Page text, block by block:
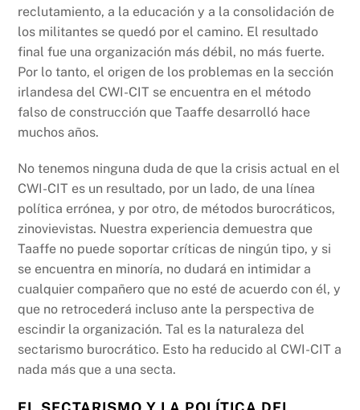
reclutamiento, a la educación y a la consolidación de
los militantes se quedó por el camino. El resultado
final fue una organización más débil, no más fuerte.
Por lo tanto, el origen de los problemas en la sección
irlandesa del CWI-CIT se encuentra en el método
falso de construcción que Taaffe desarrolló hace
muchos años.
No tenemos ninguna duda de que la crisis actual en el
CWI-CIT es un resultado, por un lado, de una línea
política errónea, y por otro, de métodos burocráticos,
zinovievistas. Nuestra experiencia demuestra que
Taaffe no puede soportar críticas de ningún tipo, y si
se encuentra en minoría, no dudará en intimidar a
cualquier compañero que no esté de acuerdo con él, y
que no retrocederá incluso ante la perspectiva de
escindir la organización. Tal es la naturaleza del
sectarismo burocrático. Esto ha reducido al CWI-CIT a
nada más que a una secta.